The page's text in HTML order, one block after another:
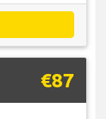
€87